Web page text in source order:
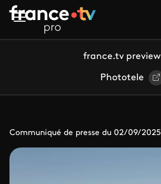
Aller au contenu principal
france.tv preview
Phototele
Communiqué de presse du 02/09/2025